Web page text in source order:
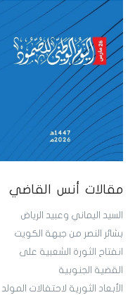
مقالات أنس القاضي
السيد اليماني وعبيد الرياض
بشائر النصر من جبهة الكويت
انفتاح الثورة الشعبية على
القضية الجنوبية
الأبعاد الثورية لاحتفالات المولد